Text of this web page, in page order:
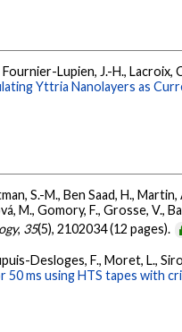
Lupien, J.-H., Lacroix,
Yttria Nanolayers as
S.-M., Ben Saad, H.,
M., Gomory, F., Grosse, V.,
, 35(5), 2102034 (12 pages).
Desloges, F., Moret, L.,
ms using HTS tapes with